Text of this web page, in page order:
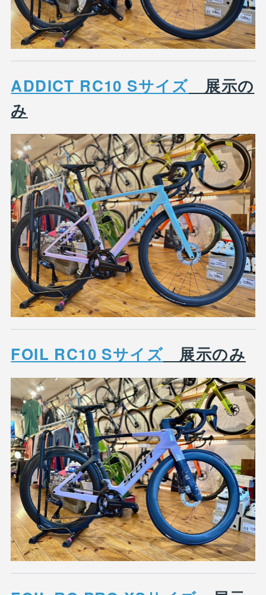
ADDICT RC10 Sサイズ 展示の
み
FOIL RC10 Sサイズ展示のみ